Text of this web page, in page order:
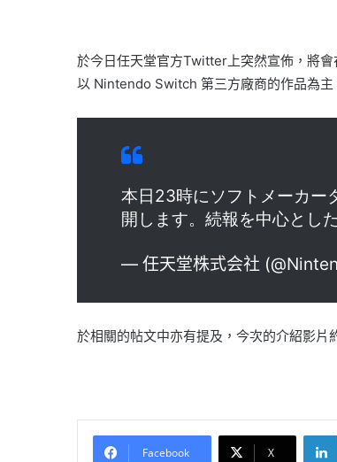
於今日任天堂官方Twitter上突然宣佈，將
以 Nintendo Switch 第三方廠商的作品為主
本日23時にソフトメーカ
開します。続報を中心とし
— 任天堂株式会社
於相關的帖文中亦有提及，今次的介紹影
Facebook X